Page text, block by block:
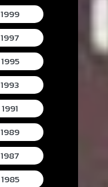
1999
1997
1995
1993
1991
1989
1987
1985